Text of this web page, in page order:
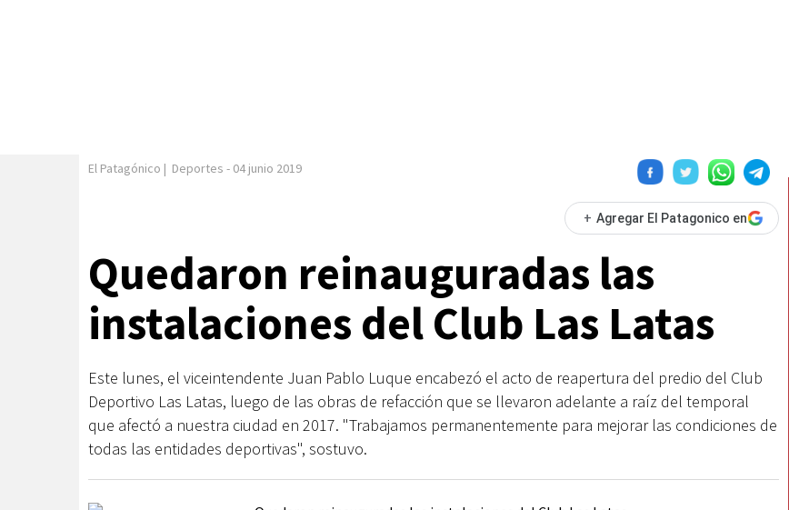
El Patagónico | Deportes - 04 junio 2019
+ Agregar El Patagonico en
Quedaron reinauguradas las
instalaciones del Club Las Latas
Este lunes, el viceintendente Juan Pablo Luque encabezó el acto de reapertura del predio del Club
Deportivo Las Latas, luego de las obras de refacción que se llevaron adelante a raíz del temporal
que afectó a nuestra ciudad en 2017. "Trabajamos permanentemente para mejorar las condiciones de
todas las entidades deportivas", sostuvo.